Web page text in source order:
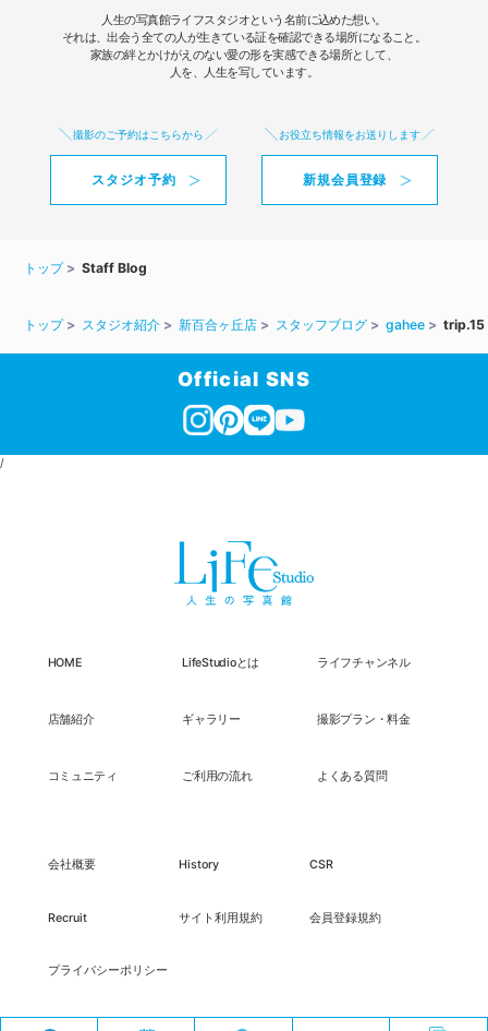
人生の写真館ライフスタジオという名前に込めた想い。
それは、出会う全ての人が生きている証を確認できる場所になること。
家族の絆とかけがえのない愛の形を実感できる場所として、
人を、人生を写しています。
撮影のご予約はこちらから
スタジオ予約
お役立ち情報をお送りします
新規会員登録
トップ Staff Blog
トップ スタジオ紹介 新百合ヶ丘店 スタッフブログ gahee trip.15
Official SNS
/
HOME LifeStudioとは ライフチャンネル
店舗紹介 ギャラリー 撮影プラン・料金
コミュニティ ご利用の流れ よくある質問
会社概要 History CSR
Recruit サイト利用規約 会員登録規約
プライバシーポリシー